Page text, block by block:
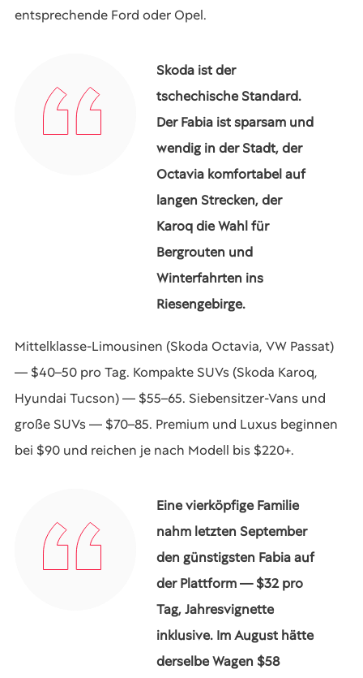
entsprechende Ford oder Opel.
Skoda ist der
tschechische Standard.
Der Fabia ist sparsam und
wendig in der Stadt, der
Octavia komfortabel auf
langen Strecken, der
Karoq die Wahl für
Bergrouten und
Winterfahrten ins
Riesengebirge.
Mittelklasse-Limousinen (Skoda Octavia, VW Passat)
— $40–50 pro Tag. Kompakte SUVs (Skoda Karoq,
Hyundai Tucson) — $55–65. Siebensitzer-Vans und
große SUVs — $70–85. Premium und Luxus beginnen
bei $90 und reichen je nach Modell bis $220+.
Eine vierköpfige Familie
nahm letzten September
den günstigsten Fabia auf
der Plattform — $32 pro
Tag, Jahresvignette
inklusive. Im August hätte
derselbe Wagen $58